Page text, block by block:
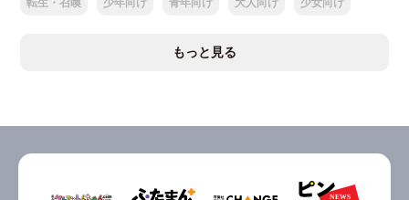
転生・召喚 少年向け 青年向け 大人向け 少女向け
もっと見る